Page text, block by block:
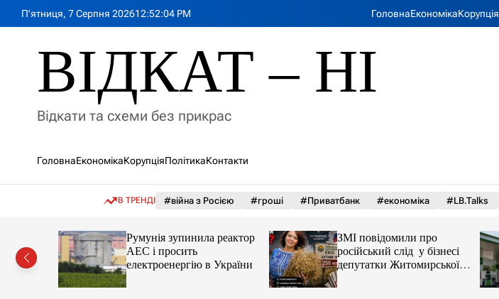
П’ятниця, 7 Серпня 202612:52:05 PM ГоловнаЕкономікаКорупція
ВІДКАТ – НІ
Відкати та схеми без прикрас
ГоловнаЕкономікаКорупціяПолітикаКонтакти
В ТРЕНДІ #війна з Росією #гроші #Приватбанк #економіка #LB.Talks
цін і
Румунія зупинила реактор
АЕС і просить
електроенергію в України
ЗМІ повідомили про
російський слід у бізнесі
депутатки Житомирської
облради Ірини Костюшко
та чому можуть арештувати